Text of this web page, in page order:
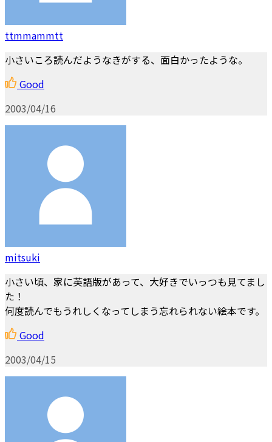
ttmmammtt
小さいころ読んだようなきがする、面白かったような。
Good
2003/04/16
mitsuki
小さい頃、家に英語版があって、大好きでいっつも見てまし
た！
何度読んでもうれしくなってしまう忘れられない絵本です。
Good
2003/04/15